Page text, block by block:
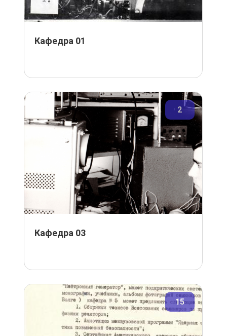
Кафедра 01
2
Кафедра 03
15